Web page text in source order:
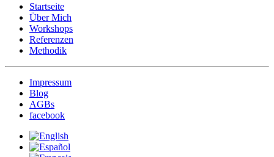
Startseite
Über Mich
Workshops
Referenzen
Methodik
Impressum
Blog
AGBs
facebook